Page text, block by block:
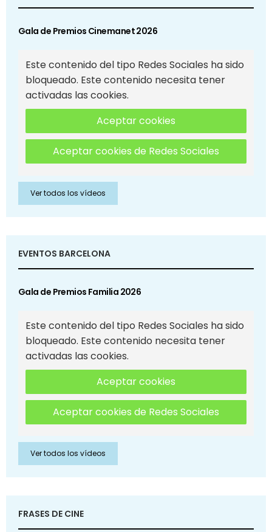
Gala de Premios Cinemanet 2026
Este contenido del tipo Redes Sociales ha sido
bloqueado. Este contenido necesita tener
activadas las cookies.
Aceptar cookies
Aceptar cookies de Redes Sociales
Ver todos los vídeos
EVENTOS BARCELONA
Gala de Premios Familia 2026
Este contenido del tipo Redes Sociales ha sido
bloqueado. Este contenido necesita tener
activadas las cookies.
Aceptar cookies
Aceptar cookies de Redes Sociales
Ver todos los vídeos
FRASES DE CINE